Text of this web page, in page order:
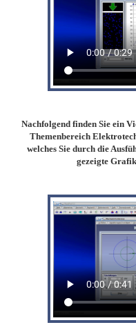
Nachfolgend finden Sie ein
Themenbereich
welches Sie durch die
gezeigte